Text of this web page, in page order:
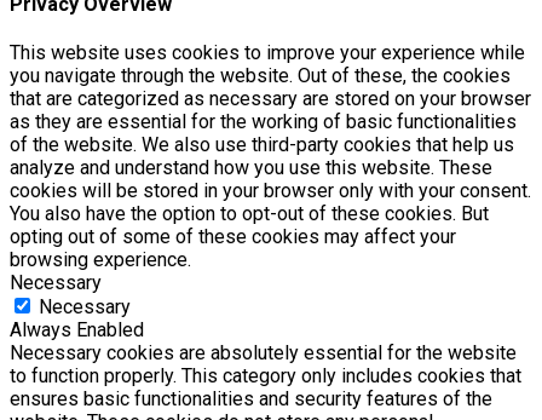
This website uses cookies to improve your experience while
you navigate through the website. Out of these, the cookies
that are categorized as necessary are stored on your browser
as they are essential for the working of basic functionalities
of the website. We also use third-party cookies that help us
analyze and understand how you use this website. These
cookies will be stored in your browser only with your consent.
You also have the option to opt-out of these cookies. But
opting out of some of these cookies may affect your
browsing experience.
Necessary
Necessary
Always Enabled
Necessary cookies are absolutely essential for the website
to function properly. This category only includes cookies that
ensures basic functionalities and security features of the